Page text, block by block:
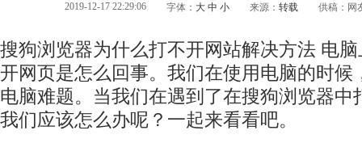
2019-12-17 22:29:06 字体： 大 中 小 来源： 转载 供稿：网
搜狗浏览器为什么打不开网站解决方法 电
开网页是怎么回事。我们在使用电脑的时候
电脑难题。当我们在遇到了在搜狗浏览器中
我们应该怎么办呢？一起来看看吧。